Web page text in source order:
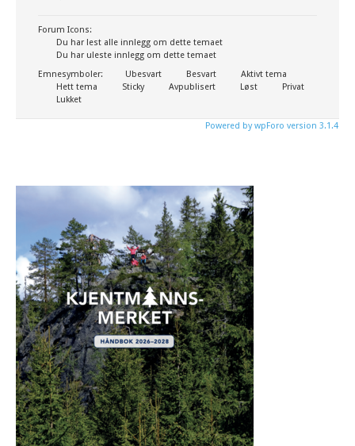
Forum Icons:
Du har lest alle innlegg om dette temaet
Du har uleste innlegg om dette temaet
Emnesymboler:
Ubesvart Besvart
Aktivt tema
Hett tema
Sticky Avpublisert Løst
Privat
Lukket
Powered by wpForo version 3.1.4